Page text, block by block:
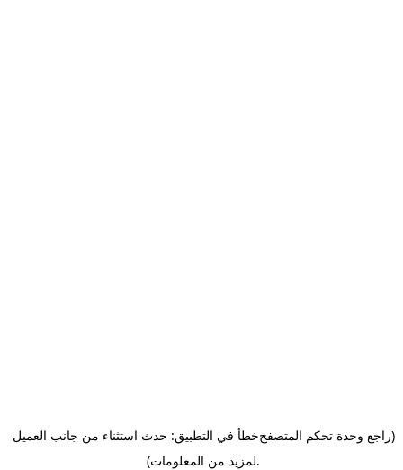
خطأ في التطبيق: حدث استثناء من جانب العميل(راجع وحدة تحكم المتصفح
لمزيد من المعلومات).